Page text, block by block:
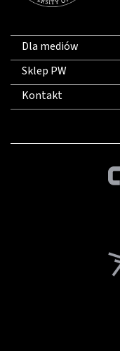
Dla mediów
Sklep PW
Kontakt